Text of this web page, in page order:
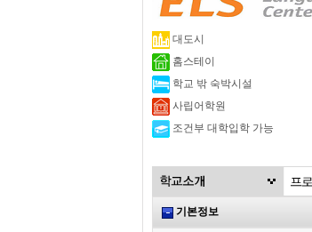
대도시
홈스테이
학교 밖 숙박시설
사립어학원
조건부 대학입학 가능
기본정보